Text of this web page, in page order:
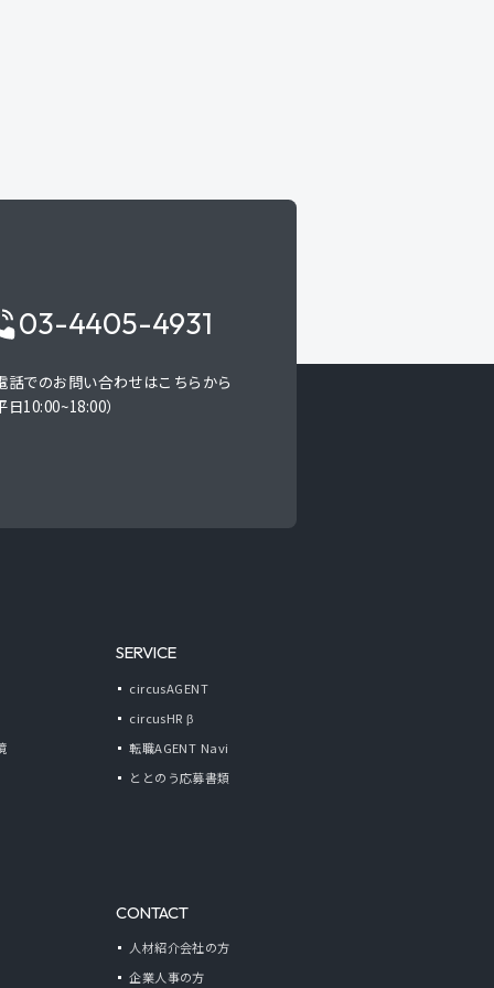
03-4405-4931
話でのお問い合わせはこちらから
日10:00~18:00）
SERVICE
circusAGENT
circusHR β
転職AGENT Navi
ととのう応募書類
CONTACT
人材紹介会社の方
企業人事の方